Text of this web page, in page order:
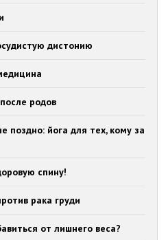
дистонию
родов
поздно: йога для тех, кому за
спину!
рака груди
от лишнего веса?